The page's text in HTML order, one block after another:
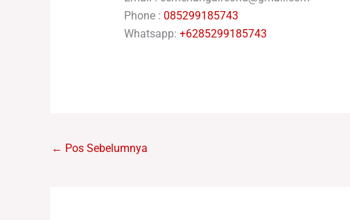
Phone : 085299185743
Whatsapp: +6285299185743
← Pos Sebelumnya